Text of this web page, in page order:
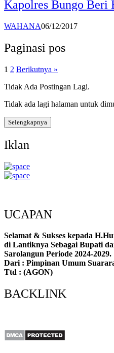
Kapolres Bungo Beri
WAHANA06/12/2017
Paginasi pos
1 2 Berikutnya »
Tidak Ada Postingan Lagi.
Tidak ada lagi halaman untuk
Selengkapnya
Iklan
UCAPAN
Selamat & Sukses kepada
di Lantiknya Sebagai Bupati
Sarolangun Periode 2024-2029.
Dari : Pimpinan Umum
Ttd : (AGON)
BACKLINK